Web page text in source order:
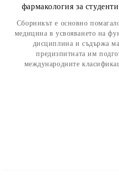
фармакология за
Сборникът е основно
медицина в усвояването на
дисциплина и съдържа
предизпитната им
международните